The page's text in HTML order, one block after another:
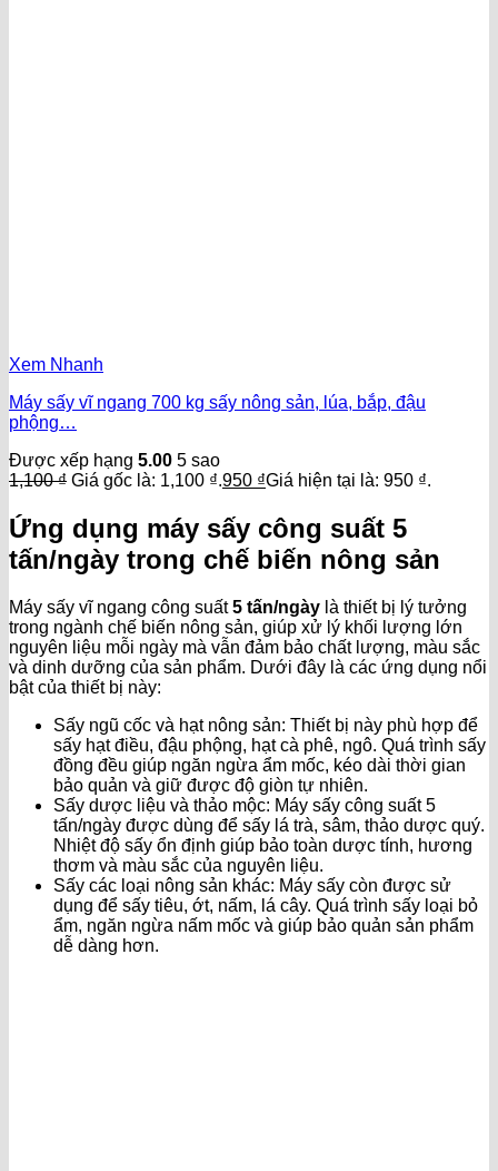
Xem Nhanh
Máy sấy vĩ ngang 700 kg sấy nông sản, lúa, bắp, đậu
phộng…
Được xếp hạng 5.00 5 sao
1,100₫ Giá gốc là: 1,100 ₫.950 ₫Giá hiện tại là: 950 ₫.
Ứng dụng máy sấy công suất 5
tấn/ngày trong chế biến nông sản
Máy sấy vĩ ngang công suất5 tấn/ngày là thiết bị lý tưởng
trong ngành chế biến nông sản, giúp xử lý khối lượng lớn
nguyên liệu mỗi ngày mà vẫn đảm bảo chất lượng, màu sắc
và dinh dưỡng của sản phẩm. Dưới đây là các ứng dụng nổi
bật của thiết bị này:
Sấy ngũ cốc và hạt nông sản: Thiết bị này phù hợp để
sấy hạt điều, đậu phộng, hạt cà phê, ngô. Quá trình sấy
đồng đều giúp ngăn ngừa ẩm mốc, kéo dài thời gian
bảo quản và giữ được độ giòn tự nhiên.
Sấy dược liệu và thảo mộc: Máy sấy công suất 5
tấn/ngày được dùng để sấy lá trà, sâm, thảo dược quý.
Nhiệt độ sấy ổn định giúp bảo toàn dược tính, hương
thơm và màu sắc của nguyên liệu.
Sấy các loại nông sản khác: Máy sấy còn được sử
dụng để sấy tiêu, ớt, nấm, lá cây. Quá trình sấy loại bỏ
ẩm, ngăn ngừa nấm mốc và giúp bảo quản sản phẩm
dễ dàng hơn.